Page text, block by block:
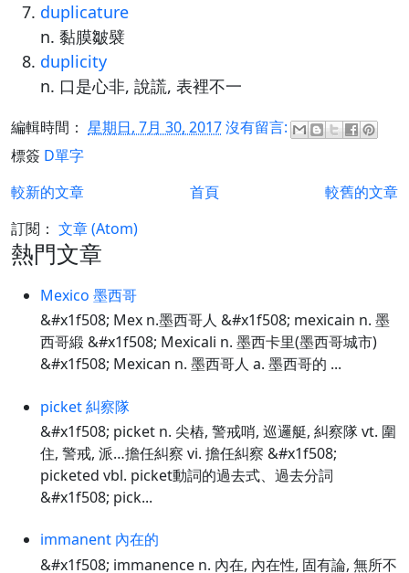
duplicature
n. 黏膜皺襞
duplicity
n. 口是心非, 說謊, 表裡不一
編輯時間： 星期日, 7月 30, 2017沒有留言:
標簽 D單字
較新的文章
較舊的文章
首頁
訂閱： 文章 (Atom)
熱門文章
Mexico 墨西哥
&#x1f508; Mex n.墨西哥人 &#x1f508; mexicain n. 墨
西哥緞 &#x1f508; Mexicali n. 墨西卡里(墨西哥城市)
&#x1f508; Mexican n. 墨西哥人 a. 墨西哥的 ...
picket 糾察隊
&#x1f508; picket n. 尖樁, 警戒哨, 巡邏艇, 糾察隊 vt. 圍
住, 警戒, 派…擔任糾察 vi. 擔任糾察 &#x1f508;
picketed vbl. picket動詞的過去式、過去分詞
&#x1f508; pick...
immanent 內在的
&#x1f508; immanence n. 內在, 內在性, 固有論, 無所不